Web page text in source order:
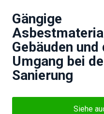
Gängige
Gebäuden und
Umgang bei
Sanierung
Siehe